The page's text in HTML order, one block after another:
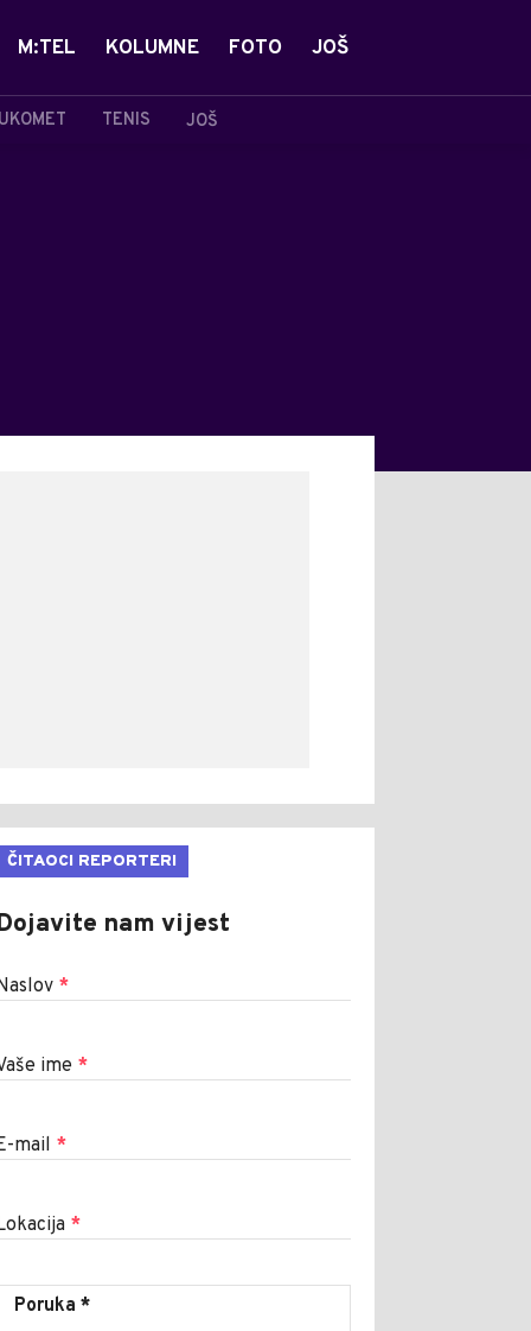
TENIS JOŠ
M:TEL KOLUMNE FOTO JOŠ
ČITAOCI REPORTERI
nam vijest
*
ime *
mail *
*